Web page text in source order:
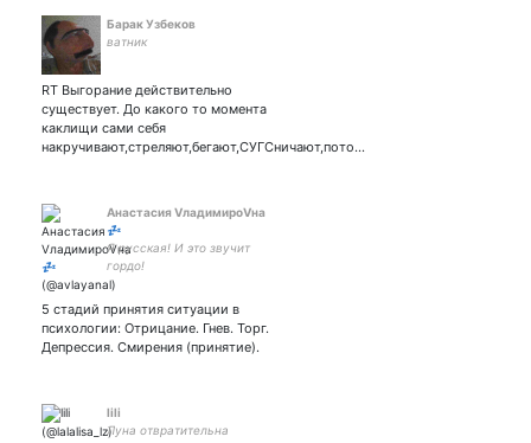
Барак Узбеков
ватник
RT Выгорание действительно
существует. До какого то момента
каклищи сами себя
накручивают,стреляют,бегают,СУГСничают,пото…
Анастасия VладимироVна
💤
Я русская! И это звучит
гордо!
5 стадий принятия ситуации в
психологии: Отрицание. Гнев. Торг.
Депрессия. Смирения (принятие).
lili
Луна отвратительна